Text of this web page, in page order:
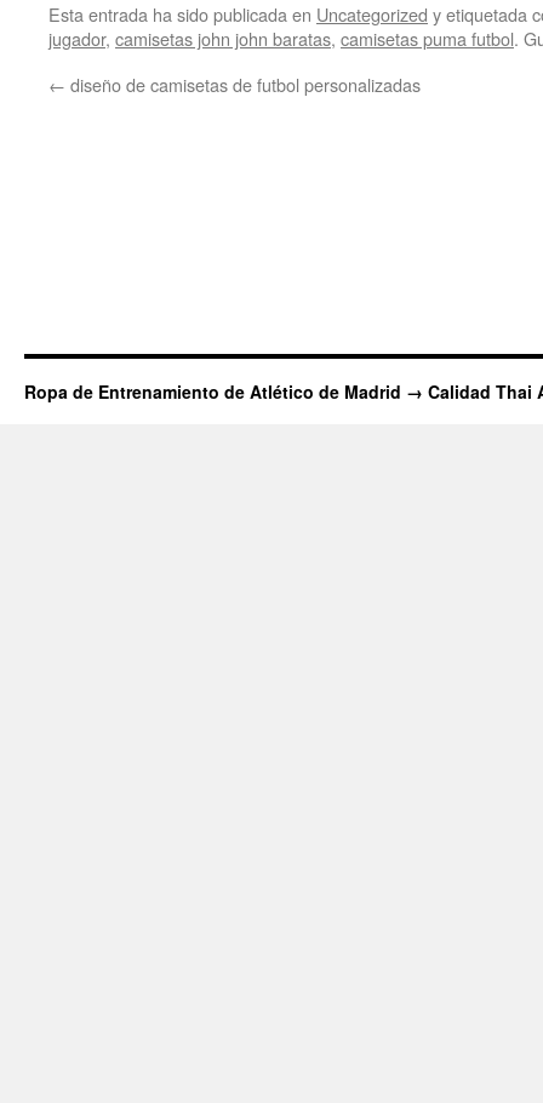
Esta entrada ha sido publicada en Uncategorized y etiquetada
jugador, camisetas john john baratas, camisetas puma futbol.
← diseño de camisetas de futbol personalizadas
Ropa de Entrenamiento de Atlético de Madrid → Calidad Thai